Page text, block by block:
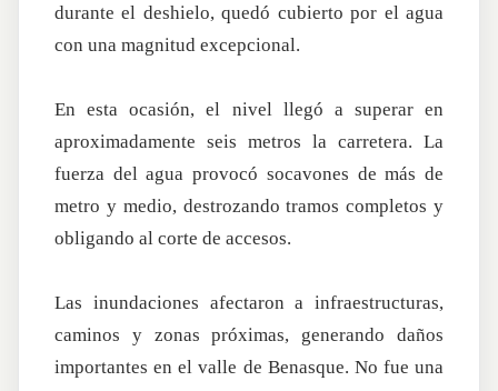
durante el deshielo, quedó cubierto por el agua
con una magnitud excepcional.
En esta ocasión, el nivel llegó a superar en
aproximadamente seis metros la carretera. La
fuerza del agua provocó socavones de más de
metro y medio, destrozando tramos completos y
obligando al corte de accesos.
Las inundaciones afectaron a infraestructuras,
caminos y zonas próximas, generando daños
importantes en el valle de Benasque. No fue una